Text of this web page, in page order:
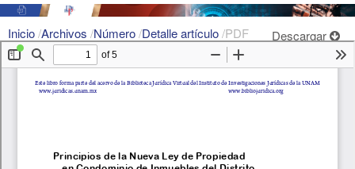
Inicio/Archivos /Número/Detalle artículo/PDF Descargar